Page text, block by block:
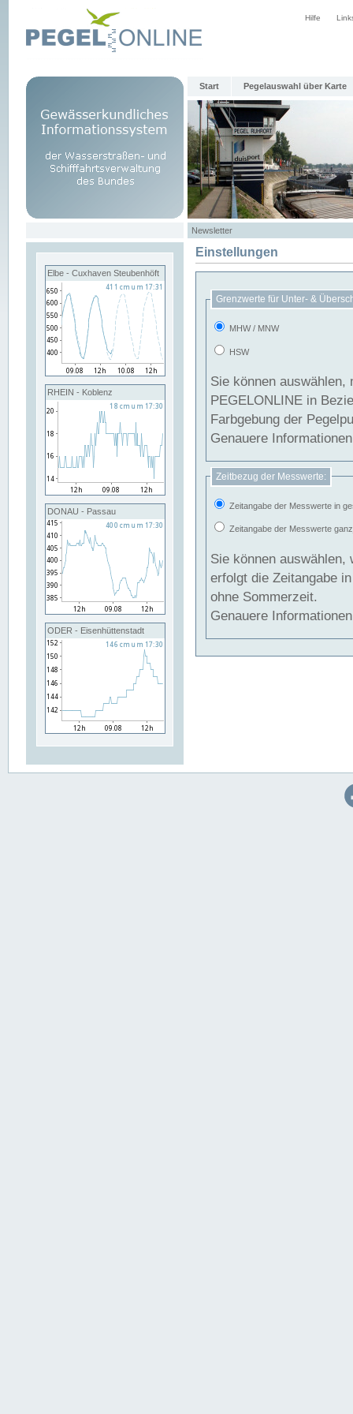
Hilfe
Start Pegelauswahl über Karte
Newsletter
Elbe - Cuxhaven Steubenhöft
RHEIN - Koblenz
DONAU - Passau
ODER - Eisenhüttenstadt
Einstellungen
Grenzwerte für Unter- &
MHW / MNW
HSW
Sie können
PEGELONLINE in Beziehung
Farbgebung der
Genauere
Zeitbezug der Messwerte:
Zeitangabe der Messwerte in
Zeitangabe der Messwerte
Sie können auswählen,
erfolgt die Zeitangabe
ohne Sommerzeit.
Genauere